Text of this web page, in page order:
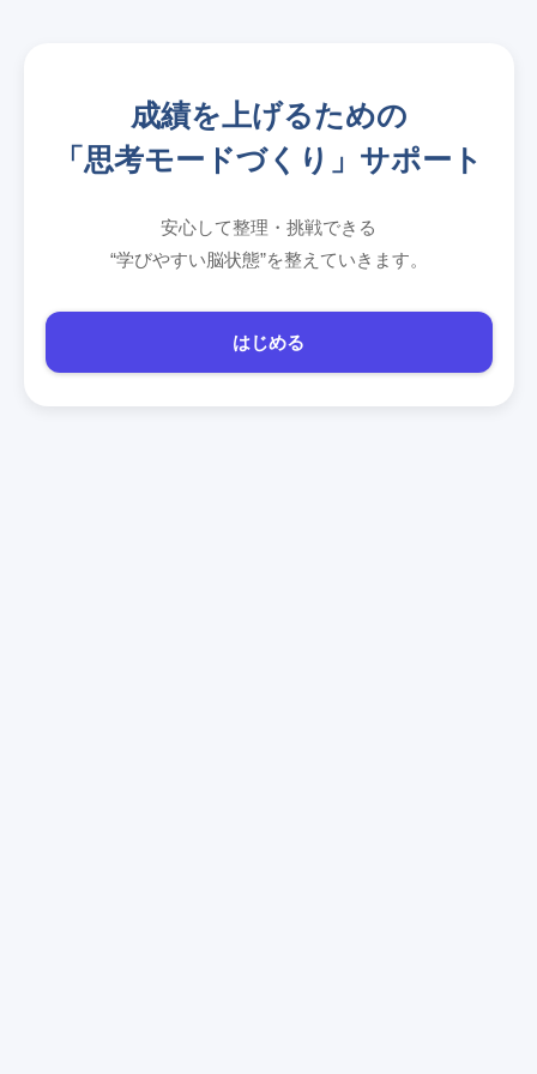
成績を上げるための
「思考モードづくり」サポート
安心して整理・挑戦できる
“学びやすい脳状態”を整えていきます。
はじめる